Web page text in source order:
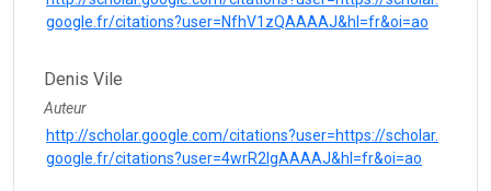
google.fr/citations?user=NfhV1zQAAAAJ&hl=fr&oi=ao
Denis Vile
Auteur
http://scholar.google.com/citations?user=https://scholar.
google.fr/citations?user=4wrR2lgAAAAJ&hl=fr&oi=ao